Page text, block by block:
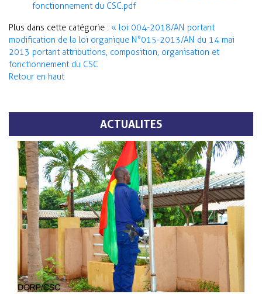
fonctionnement du CSC.pdf
Plus dans cette catégorie : « loi 004-2018/AN portant
modification de la loi organique N°015-2013/AN du 14 mai
2013 portant attributions, composition, organisation et
fonctionnement du CSC
Retour en haut
ACTUALITES